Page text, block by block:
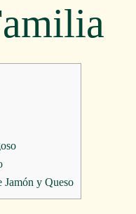
Jamón y Queso